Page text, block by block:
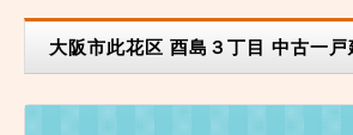
大阪市此花区 酉島３丁目 中古一